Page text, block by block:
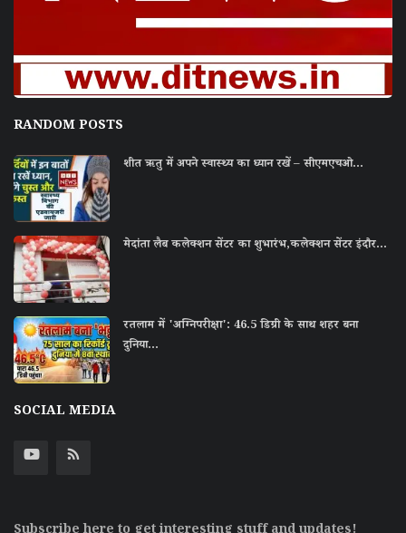
RANDOM POSTS
शीत ऋतु में अपने स्‍वास्‍थ्‍य का ध्‍यान रखें – सीएमएचओ...
मेदांता लैब कलेक्शन सेंटर का शुभारंभ,कलेक्शन सेंटर इंदौर...
रतलाम में 'अग्निपरीक्षा': 46.5 डिग्री के साथ शहर बना
दुनिया...
SOCIAL MEDIA